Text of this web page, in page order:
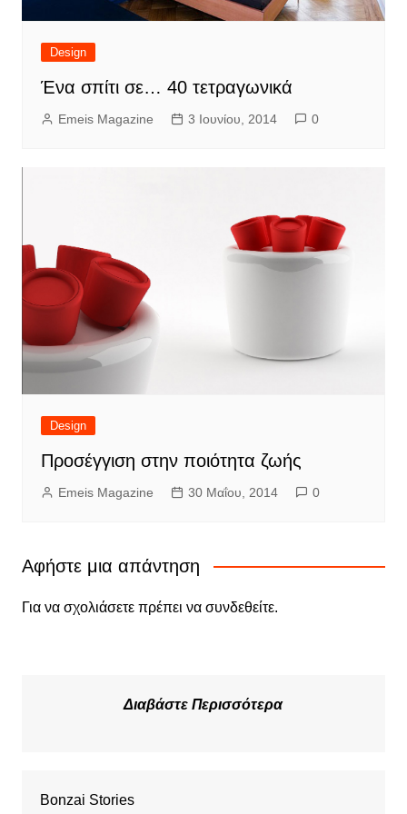
Design
Ένα σπίτι σε… 40 τετραγωνικά
Emeis Magazine 3 Ιουνίου, 2014 0
Design
Προσέγγιση στην ποιότητα ζωής
Emeis Magazine 30 Μαΐου, 2014 0
Αφήστε μια απάντηση
Για να σχολιάσετε πρέπει να συνδεθείτε.
Διαβάστε Περισσότερα
Bonzai Stories